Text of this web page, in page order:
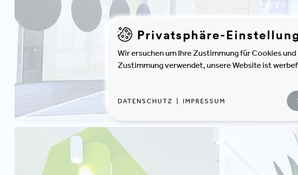
Privatsphäre-
Wir ersuchen um Ihre Zustimmung für Cookies
Zustimmung verwendet, unsere Website ist
DATENSCHUTZ IMPRESSUM